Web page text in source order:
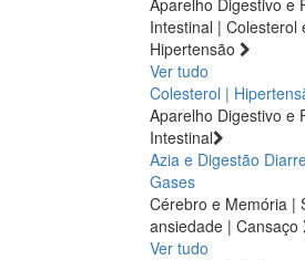
Intestinal | Colesterol
Hipertensão
Ver tudo
Colesterol |
Aparelho Digestivo e
Intestinal
Azia e Digestão
Gases
Cérebro e Memória |
ansiedade | Cansaço
Ver tudo